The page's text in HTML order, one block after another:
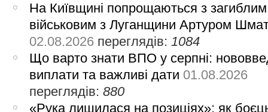
На Київщині попрощаються з загиблим
військовим з Луганщини Артуром
02.08.2026 переглядів:1084
Що варто знати ВПО у серпні:
виплати та важливі дати 01.08.2026
переглядів:880
«Рука лишилася на позиціях»: як